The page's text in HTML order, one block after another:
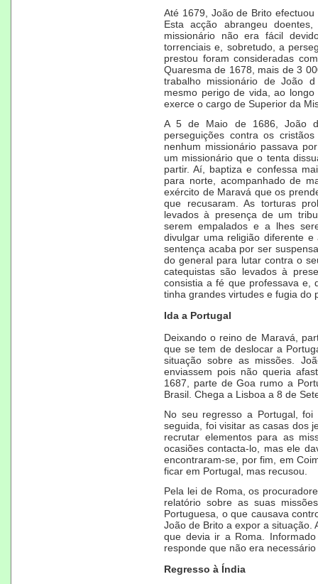
Até 1679, João de Brito
Esta acção abrangeu
missionário não era fácil
torrenciais e, sobretudo, a
prestou foram consideradas
Quaresma de 1678, mais de 3
trabalho missionário de João
mesmo perigo de vida, ao
exerce o cargo de Superior da
A5 de Maio de 1686, João
perseguições contra os
nenhum missionário passava
um missionário que o tenta
partir. Aí, baptiza e confessa
para norte, acompanhado de
exército de Maravá que os
que recusaram. As torturas
levados à presença de um
seremempalados e a lhes
divulgar uma religião diferente
sentença acaba por ser
do general para lutar contra o
catequistas são levados à
consistia a fé que professava e,
tinha grandes virtudes e fugia do
Ida a Portugal
Deixando o reino de Maravá,
que se tem de deslocar a
situação sobre as missões.
enviassem pois não queria
1687, parte de Goa rumo a
Brasil . Chega a Lisboa a 8 de
No seu regresso a Portugal,
seguida, foi visitar as casas dos
recrutar elementos para as
ocasiões contacta-lo, mas ele
encontraram-se, por fim, em
ficar em Portugal, mas recusou.
Pela lei de Roma, os
relatório sobre as suas
Portuguesa, o que causava
João de Brito a expor a situação.
que devia ir a Roma.
responde que não era necessário
Regresso à Índia